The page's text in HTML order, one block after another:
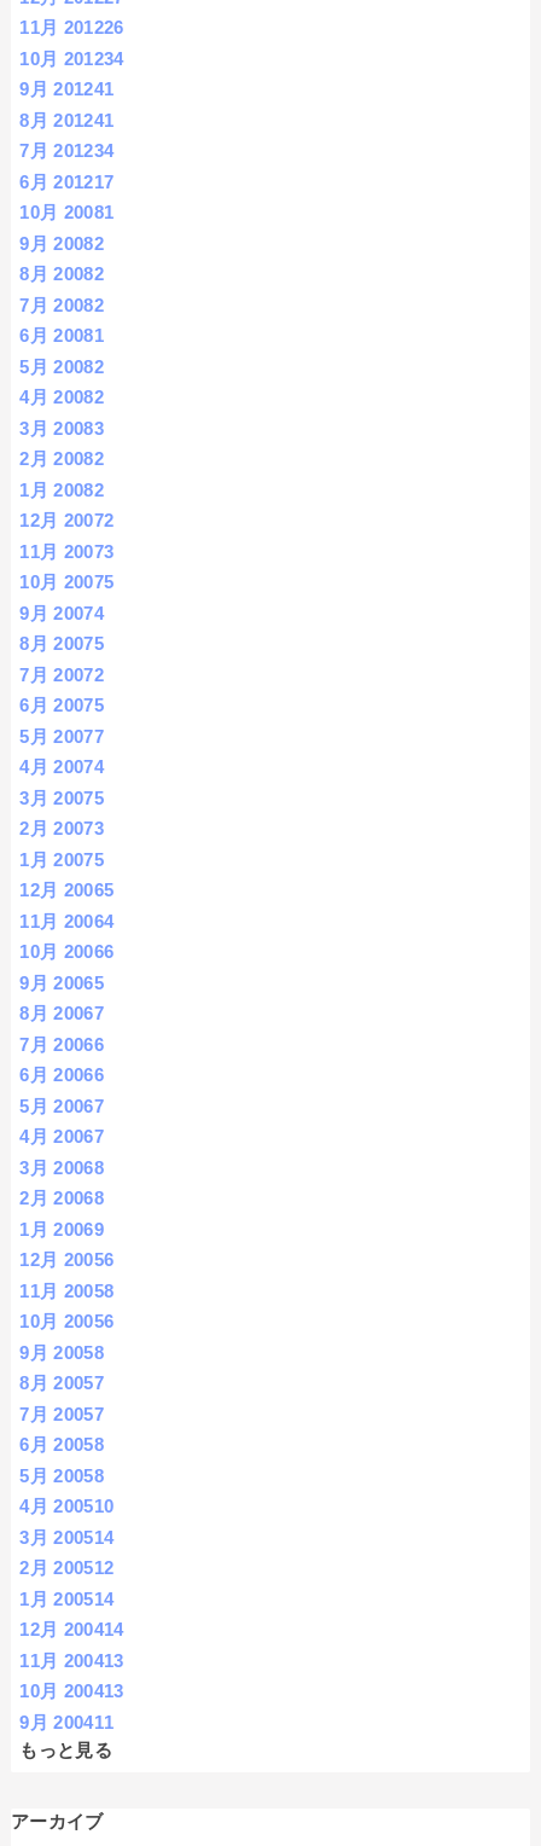
11月 201226
10月 201234
9月 201241
8月 201241
7月 201234
6月 201217
10月 20081
9月 20082
8月 20082
7月 20082
6月 20081
5月 20082
4月 20082
3月 20083
2月 20082
1月 20082
12月 20072
11月 20073
10月 20075
9月 20074
8月 20075
7月 20072
6月 20075
5月 20077
4月 20074
3月 20075
2月 20073
1月 20075
12月 20065
11月 20064
10月 20066
9月 20065
8月 20067
7月 20066
6月 20066
5月 20067
4月 20067
3月 20068
2月 20068
1月 20069
12月 20056
11月 20058
10月 20056
9月 20058
8月 20057
7月 20057
6月 20058
5月 20058
4月 200510
3月 200514
2月 200512
1月 200514
12月 200414
11月 200413
10月 200413
9月 200411
もっと見る
アーカイブ